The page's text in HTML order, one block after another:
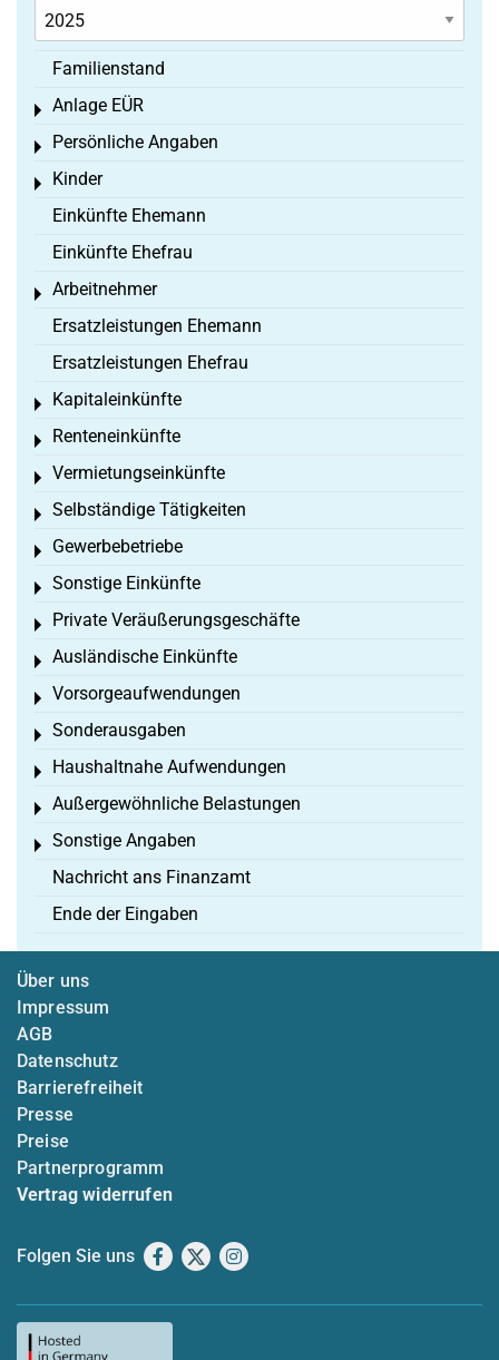
Familienstand
Anlage EÜR
Toggle menu
Persönliche Angaben
Toggle menu
Kinder
Toggle menu
Einkünfte Ehemann
Einkünfte Ehefrau
Arbeitnehmer
Toggle menu
Ersatzleistungen Ehemann
Ersatzleistungen Ehefrau
Kapitaleinkünfte
Toggle menu
Renteneinkünfte
Toggle menu
Vermietungseinkünfte
Toggle menu
Selbständige Tätigkeiten
Toggle menu
Gewerbebetriebe
Toggle menu
Sonstige Einkünfte
Toggle menu
Private Veräußerungsgeschäfte
Toggle menu
Ausländische Einkünfte
Toggle menu
Vorsorgeaufwendungen
Toggle menu
Sonderausgaben
Toggle menu
Haushaltnahe Aufwendungen
Toggle menu
Außergewöhnliche Belastungen
Toggle menu
Sonstige Angaben
Toggle menu
Nachricht ans Finanzamt
Ende der Eingaben
Über uns
Impressum
AGB
Datenschutz
Barrierefreiheit
Presse
Preise
Partnerprogramm
Vertrag widerrufen
Folgen Sie uns Facebook
X Instagram